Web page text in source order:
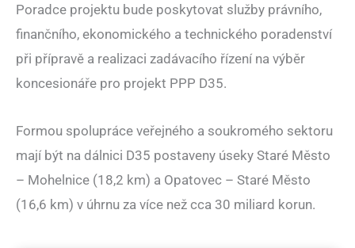
Poradce projektu bude poskytovat služby právního,
finančního, ekonomického a technického poradenství
při přípravě a realizaci zadávacího řízení na výběr
koncesionáře pro projekt PPP D35.
Formou spolupráce veřejného a soukromého sektoru
mají být na dálnici D35 postaveny úseky Staré Město
– Mohelnice (18,2 km) a Opatovec – Staré Město
(16,6 km) v úhrnu za více než cca 30 miliard korun.